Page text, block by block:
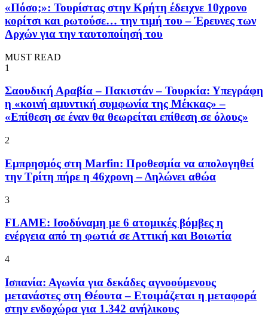
«Πόσο;»: Τουρίστας στην Κρήτη έδειχνε 10χρονο
κορίτσι και ρωτούσε… την τιμή του – Έρευνες των
Αρχών για την ταυτοποίησή του
MUST READ
1
Σαουδική Αραβία – Πακιστάν – Τουρκία: Υπεγράφη
η «κοινή αμυντική συμφωνία της Μέκκας» –
«Επίθεση σε έναν θα θεωρείται επίθεση σε όλους»
2
Εμπρησμός στη Marfin: Προθεσμία να απολογηθεί
την Τρίτη πήρε η 46χρονη – Δηλώνει αθώα
3
FLAME: Ισοδύναμη με 6 ατομικές βόμβες η
ενέργεια από τη φωτιά σε Αττική και Βοιωτία
4
Ισπανία: Αγωνία για δεκάδες αγνοούμενους
μετανάστες στη Θέουτα – Ετοιμάζεται η μεταφορά
στην ενδοχώρα για 1.342 ανήλικους